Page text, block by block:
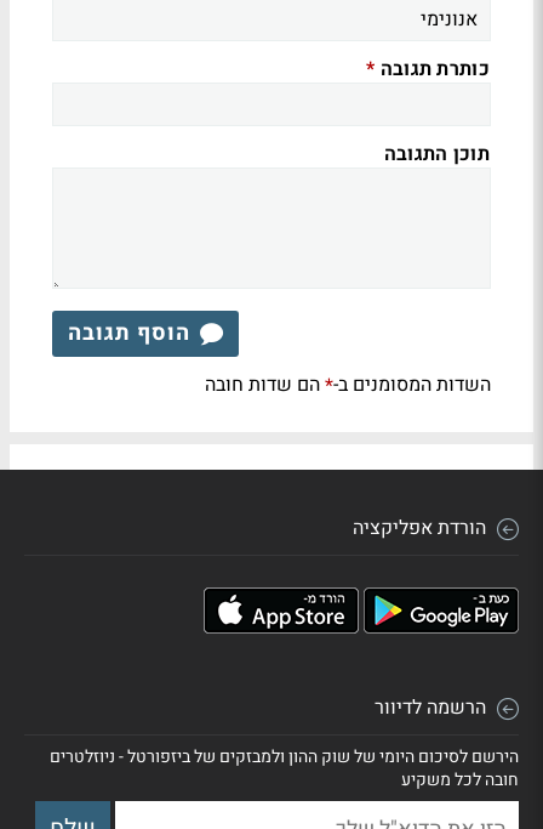
כותרת תגובה *
תוכן התגובה
הוסף תגובה
השדות המסומנים ב-*הם שדות חובה
הורדת אפליקציה
הרשמה לדיוור
הירשם לסיכום היומי של שוק ההון ולמבזקים של ביזפורטל - ניוזלטרים
חובה לכל משקיע